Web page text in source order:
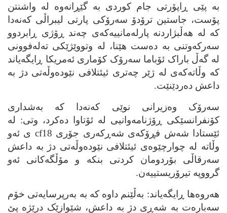
به‌ پێی ڕاپۆرتی جام کوردی به‌ گێڕانه‌وه‌ له‌ واشنتن
پۆست، جاستین ترۆدۆ سه‌رۆکی پارتی لیبراڵی که‌نه‌دا
که‌ له‌ هه‌ڵبژاردنه‌ پارله‌مانییه‌که‌ی چه‌ند ڕۆژی ڕابردوو
سه‌رکه‌وتنی به‌ ده‌ست هێنا، له‌ وتووێژێکی ته‌له‌فوونی
له‌ گه‌ڵ باراک ئۆباما سه‌رۆک کۆماری ئه‌مریکا ڕایگه‌یاند
که‌ وڵاته‌که‌ی له‌ ژێر چه‌تری ئیئتلافی نێوده‌وڵه‌تی دژ به‌
داعش ده‌ردێنێت.
سه‌رۆک وه‌زیرانی نوێی که‌نه‌دا که‌ به‌شداری
کۆنفرانسێکی ڕۆژنامه‌وانیی له‌ ئۆتاوا ده‌کرد، وتی: له‌
ئێستادا شه‌ش فڕۆکه‌ی شه‌ڕکه‌ری جۆری cf18 ی ئه‌و
وڵاته‌ له‌ چوارچێوه‌ی ئیئتلافی نێوده‌وڵه‌تی دژ به‌ داعش
سه‌رقاڵی بۆردومان کردنی بنکه‌ و مۆڵگه‌کانی ئه‌و
گرووپه‌ تیرۆریستییه‌ن.
هه‌روه‌ها ڕایگه‌یاند: به‌ڵێنم داوه‌ که‌ به‌ به‌رپرسایه‌تی خۆم
سه‌باره‌ت به‌ شه‌ڕی دژ به داعش، شێوازێک درێژه‌ پێ